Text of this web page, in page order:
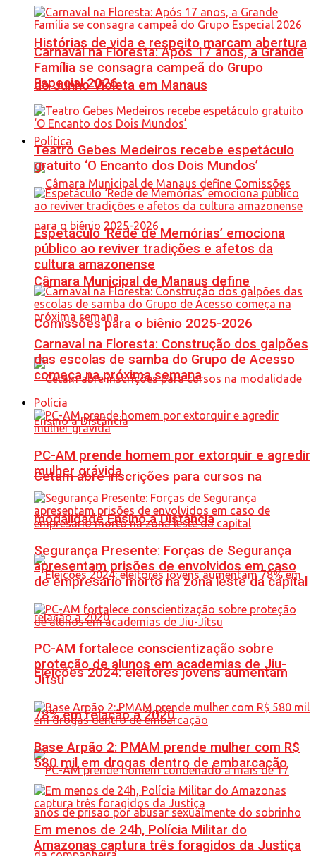
Histórias de vida e respeito marcam abertura
do Junho Violeta em Manaus
Política
Câmara Municipal de Manaus define
Comissões para o biênio 2025-2026
Cetam abre inscrições para cursos na
modalidade Ensino a Distância
Eleições 2024: eleitores jovens aumentam
78% em relação a 2020
Carnaval na Floresta: Após 17 anos, a Grande
Família se consagra campeã do Grupo
Especial 2026
Teatro Gebes Medeiros recebe espetáculo
gratuito ‘O Encanto dos Dois Mundos’
Espetáculo ‘Rede de Memórias’ emociona
público ao reviver tradições e afetos da
cultura amazonense
Carnaval na Floresta: Construção dos galpões
das escolas de samba do Grupo de Acesso
começa na próxima semana
Polícia
PC-AM prende homem por extorquir e agredir
mulher grávida
Segurança Presente: Forças de Segurança
apresentam prisões de envolvidos em caso
de empresário morto na zona leste da capital
PC-AM fortalece conscientização sobre
proteção de alunos em academias de Jiu-
Jítsu
Base Arpão 2: PMAM prende mulher com R$
580 mil em drogas dentro de embarcação
Em menos de 24h, Polícia Militar do
Amazonas captura três foragidos da Justiça